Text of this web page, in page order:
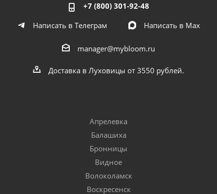
+7 (800) 301-92-48
Написать в Телеграм
Написать в Мах
manager@mybloom.ru
Доставка в Луховицы от 3550 рублей.
Апрелевка
Балашиха
Бронницы
Видное
Волоколамск
Воскресенск